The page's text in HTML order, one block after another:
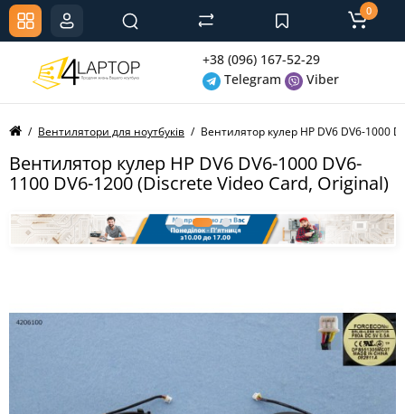
+38 (096) 167-52-29
Telegram
Viber
0
Вентилятори для ноутбуків Вентилятор кулер HP DV6 DV6-1000
Вентилятор кулер HP DV6 DV6-1000 DV6-
1100 DV6-1200 (Discrete Video Card, Original)